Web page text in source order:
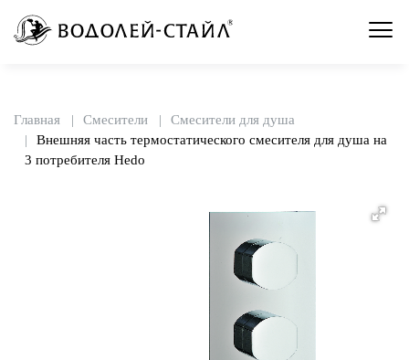
Главная Смесители
Смесители для душа
Внешняя часть термостатического смесителя для душа на
3 потребителя Hedo